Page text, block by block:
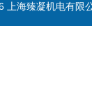
上海臻凝机电有限